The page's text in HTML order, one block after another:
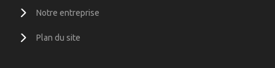
Notre entreprise
Plan du site